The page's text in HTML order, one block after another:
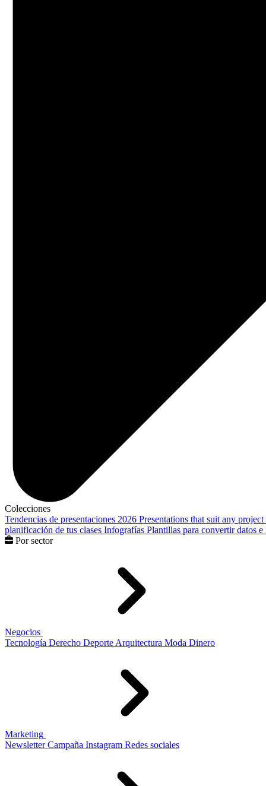
Colecciones
Tendencias de presentaciones 2026 Presentations that suit any project
planificación de tus clases Infografías Plantillas para convertir datos
Por sector
Negocios
Tecnología Derecho Deporte Arquitectura Moda Dinero
Marketing
Newsletter Campaña Instagram Redes sociales